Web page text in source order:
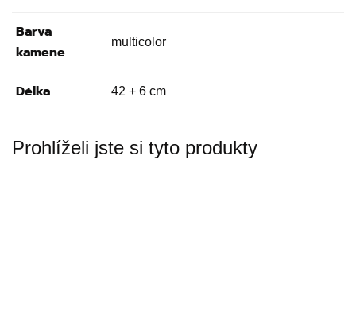
Barva
kamene
multicolor
Délka 42 + 6 cm
Prohlíželi jste si tyto produkty